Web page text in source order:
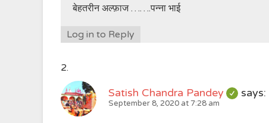
बेहतरीन अल्फ़ाज …….पन्ना भाई
Log in to Reply
Satish Chandra Pandey says:
September 8, 2020 at 7:28 am